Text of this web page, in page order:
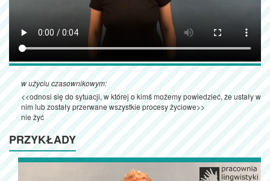
w użyciu czasownikowym:
<<odnosi się do sytuacji, w której o kimś możemy powiedzieć, że ustały w
nim lub zostały przerwane wszystkie procesy życiowe>>
nie żyć
PRZYKŁADY